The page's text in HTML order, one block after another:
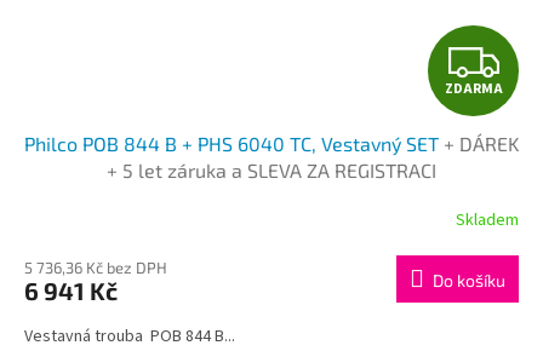
Z
D
A
R
M
A
ZDARMA
Philco POB 844 B + PHS 6040 TC, Vestavný SET + DÁREK
+ 5 let záruka a SLEVA ZA REGISTRACI
Skladem
5 736,36 Kč bez DPH
6 941 Kč Do košíku
Vestavná trouba POB 844 B...